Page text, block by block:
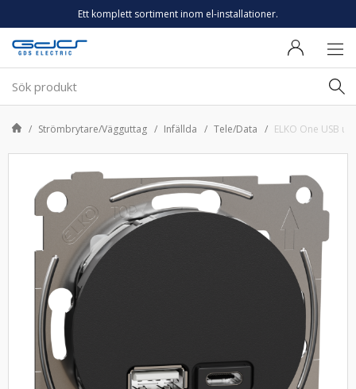
Ett komplett sortiment inom el-installationer.
Strömbrytare/Vägguttag Infällda Tele/Data ELKO One USB